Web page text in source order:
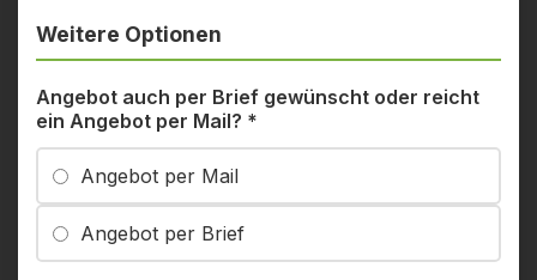
Weitere Optionen
Angebot auch per Brief gewünscht oder reicht
ein Angebot per Mail? *
Angebot per Mail
Angebot per Brief